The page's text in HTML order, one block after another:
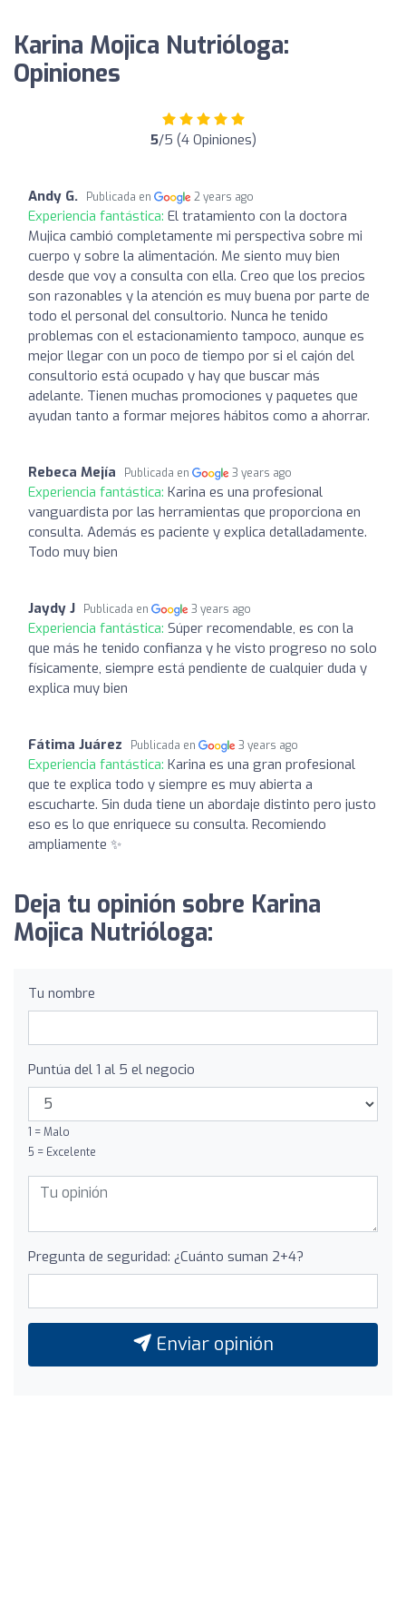
Karina Mojica Nutrióloga:
Opiniones
5/5 (4 Opiniones)
Andy G. Publicada en 2 years ago
Experiencia fantástica: El tratamiento con la doctora
Mujica cambió completamente mi perspectiva sobre mi
cuerpo y sobre la alimentación. Me siento muy bien
desde que voy a consulta con ella. Creo que los precios
son razonables y la atención es muy buena por parte de
todo el personal del consultorio. Nunca he tenido
problemas con el estacionamiento tampoco, aunque es
mejor llegar con un poco de tiempo por si el cajón del
consultorio está ocupado y hay que buscar más
adelante. Tienen muchas promociones y paquetes que
ayudan tanto a formar mejores hábitos como a ahorrar.
Rebeca Mejía Publicada en 3 years ago
Experiencia fantástica: Karina es una profesional
vanguardista por las herramientas que proporciona en
consulta. Además es paciente y explica detalladamente.
Todo muy bien
Jaydy J Publicada en 3 years ago
Experiencia fantástica: Súper recomendable, es con la
que más he tenido confianza y he visto progreso no solo
físicamente, siempre está pendiente de cualquier duda y
explica muy bien
Fátima Juárez Publicada en 3 years ago
Experiencia fantástica: Karina es una gran profesional
que te explica todo y siempre es muy abierta a
escucharte. Sin duda tiene un abordaje distinto pero justo
eso es lo que enriquece su consulta. Recomiendo
ampliamente ✨
Deja tu opinión sobre Karina
Mojica Nutrióloga:
Tu nombre
Puntúa del 1 al 5 el negocio
1 = Malo
5 = Excelente
Pregunta de seguridad: ¿Cuánto suman 2+4?
Enviar opinión